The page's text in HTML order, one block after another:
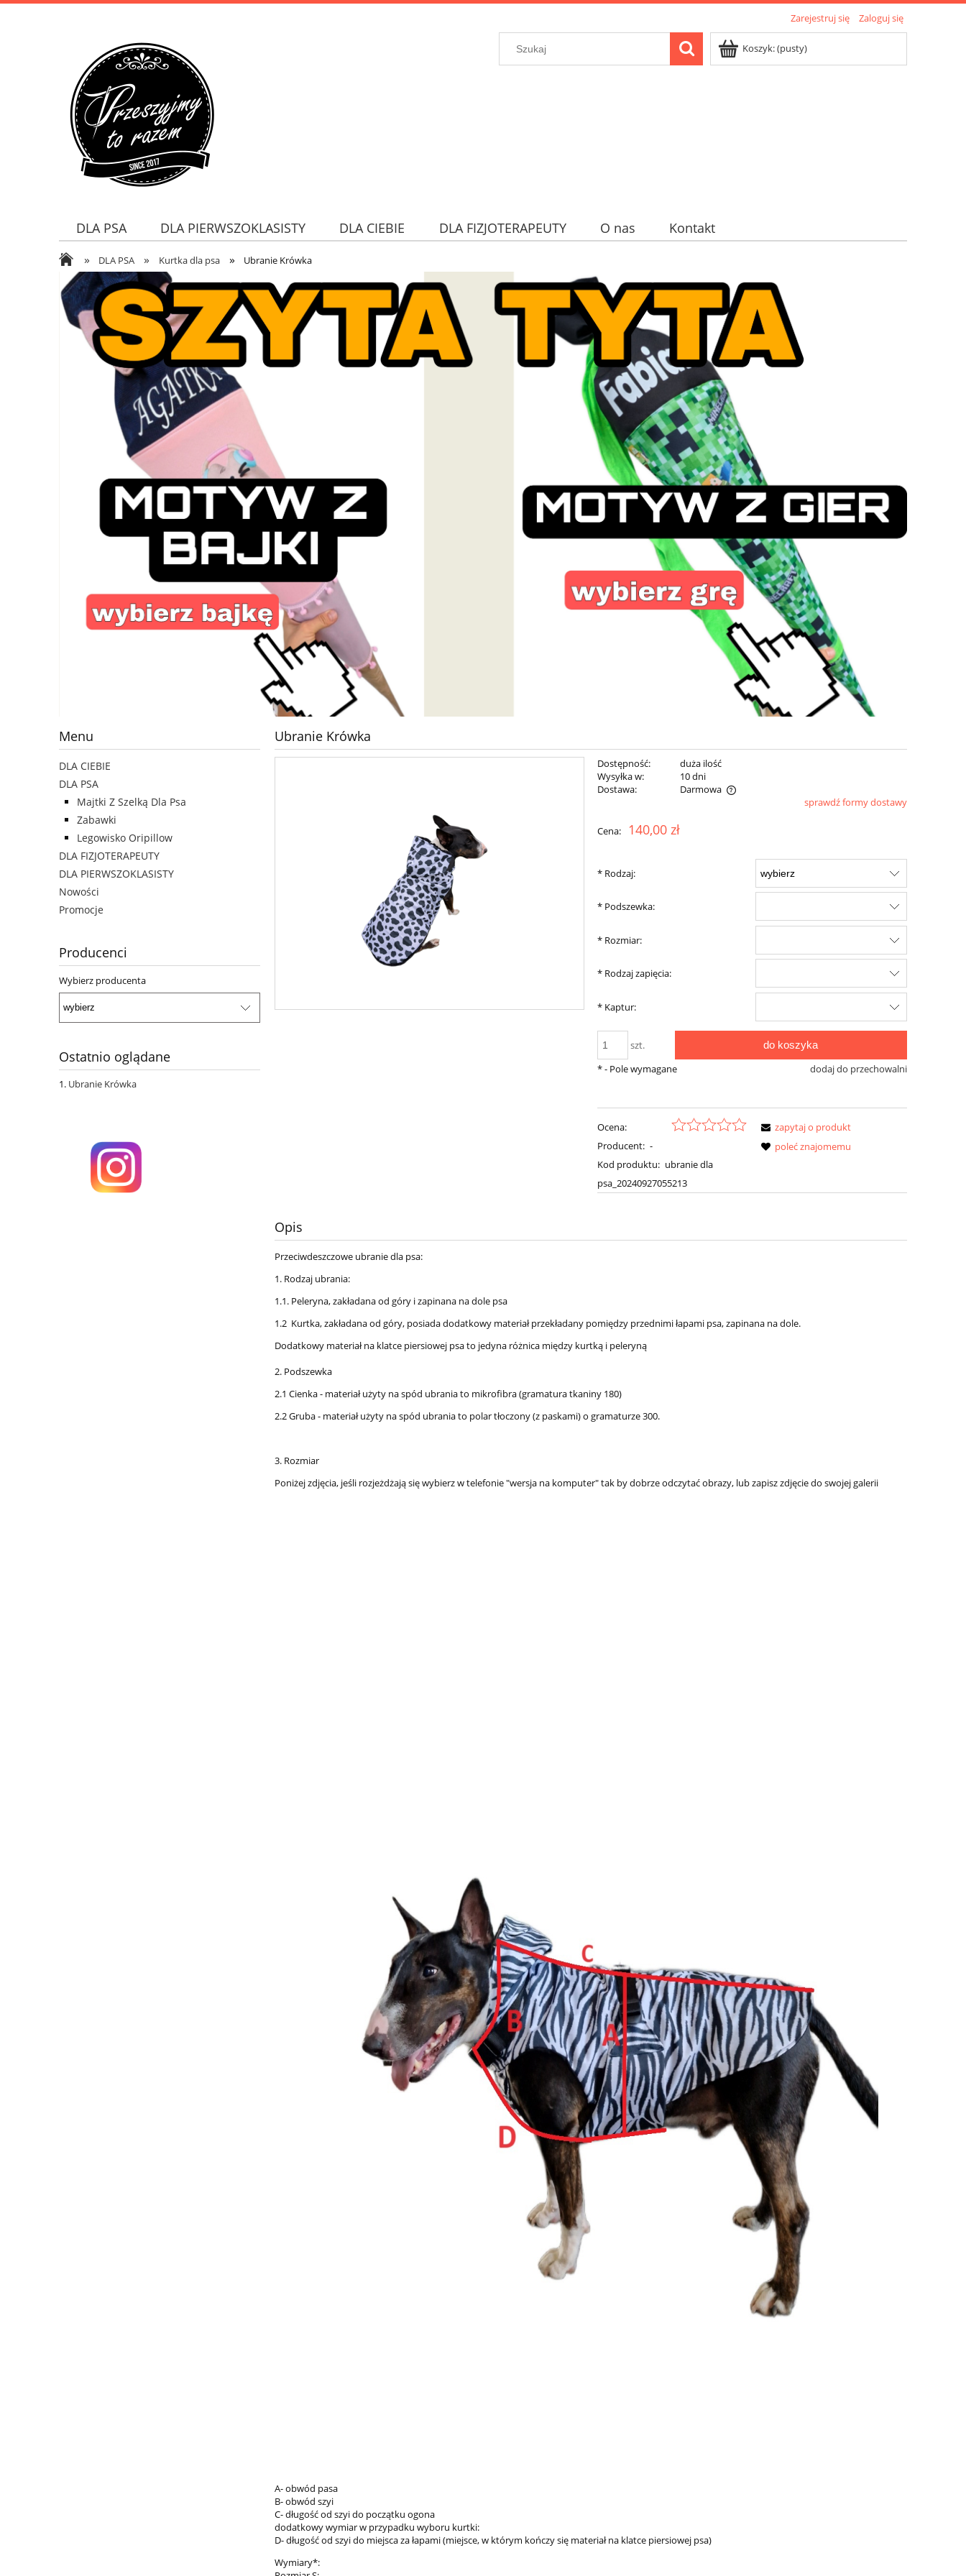
Zarejestruj się Zaloguj się
Koszyk:(pusty)
DLA PSA DLA PIERWSZOKLASISTY DLA CIEBIE DLA FIZJOTERAPEUTY O nas Kontakt
» DLA PSA » Kurtka dla psa » Ubranie Krówka
Menu
DLA CIEBIE
DLA PSA
Majtki Z Szelką Dla Psa
Zabawki
Legowisko Oripillow
DLA FIZJOTERAPEUTY
DLA PIERWSZOKLASISTY
Nowości
Promocje
Producenci
Wybierz producenta
Ostatnio oglądane
Ubranie Krówka
Ubranie Krówka
Dostępność:
duża ilość
Wysyłka w:
10 dni
Dostawa:
Darmowa
sprawdź formy dostawy
Cena: 140,00 zł
* Rodzaj:
* Podszewka:
* Rozmiar:
* Rodzaj zapięcia:
* Kaptur:
szt. do koszyka
dodaj do przechowalni
*- Pole wymagane
Ocena:
Producent: -
Kod produktu: ubranie dla
psa_20240927055213
zapytaj o produkt
poleć znajomemu
Opis
Przeciwdeszczowe ubranie dla psa:
1. Rodzaj ubrania:
1.1. Peleryna, zakładana od góry i zapinana na dole psa
1.2 Kurtka, zakładana od góry, posiada dodatkowy materiał przekładany pomiędzy przednimi łapami psa, zapinana na dole.
Dodatkowy materiał na klatce piersiowej psa to jedyna różnica między kurtką i peleryną
2. Podszewka
2.1 Cienka - materiał użyty na spód ubrania to mikrofibra (gramatura tkaniny 180)
2.2 Gruba - materiał użyty na spód ubrania to polar tłoczony (z paskami) o gramaturze 300.
3. Rozmiar
Poniżej zdjęcia, jeśli rozjeżdżają się wybierz w telefonie "wersja na komputer" tak by dobrze odczytać obrazy, lub zapisz zdjęcie do swojej galerii
A- obwód pasa
B- obwód szyi
C- długość od szyi do początku ogona
dodatkowy wymiar w przypadku wyboru kurtki:
D- długość od szyi do miejsca za łapami (miejsce, w którym kończy się materiał na klatce piersiowej psa)
Wymiary*: